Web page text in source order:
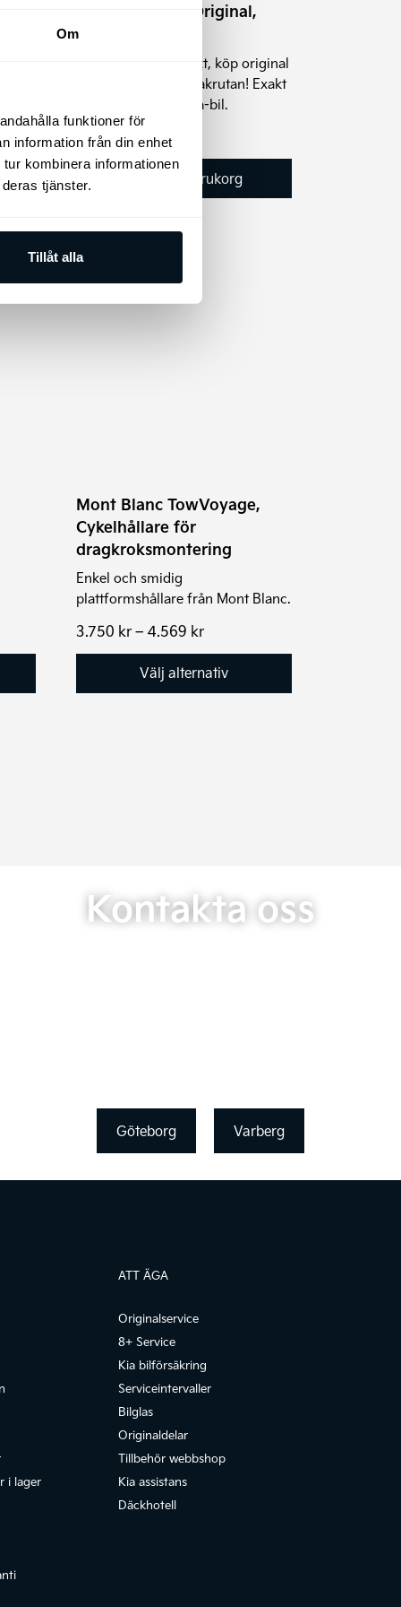
Om
funktioner för
information från din enhet
kombinera informationen
tjänster.
Tillåt alla
Kia Torkarblad Original,
bakruta
Riskera inte dålig sikt, köp original
Kia torkarblad för bakrutan! Exakt
passform för din Kia-bil.
295kr
Lägg till i varukorg
Rea!
Mont Blanc TowVoyage,
Cykelhållare för
dragkroksmontering
Enkel och smidig
plattformshållare från Mont Blanc.
3.750 kr– 4.569 krPrisintervall:
till
4.569 kr
Välj alternativ
väljas
på
produktsidan
Kontakta oss
Göteborg Varberg
i lager
ATT ÄGA
Originalservice
8+ Service
Kia bilförsäkring
Serviceintervaller
Bilglas
Originaldelar
Tillbehör webbshop
Kia assistans
Däckhotell